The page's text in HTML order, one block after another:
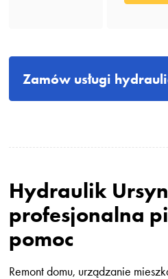
Zamów usługi
Hydraulik
profesjonalna
pomoc
Remont domu, urządzanie